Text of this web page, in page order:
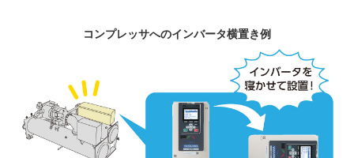
コンプレッサへのインバータ横置き例